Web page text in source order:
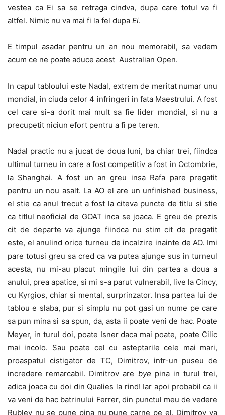
vestea ca Ei sa se retraga cindva, dupa care totul va fi
altfel. Nimic nu va mai fi la fel dupa Ei.
E timpul asadar pentru un an nou memorabil, sa vedem
acum ce ne poate aduce acest Australian Open.
In capul tabloului este Nadal, extrem de meritat numar unu
mondial, in ciuda celor 4 infringeri in fata Maestrului. A fost
cel care si-a dorit mai mult sa fie lider mondial, si nu a
precupetit niciun efort pentru a fi pe teren.
Nadal practic nu a jucat de doua luni, ba chiar trei, fiindca
ultimul turneu in care a fost competitiv a fost in Octombrie,
la Shanghai. A fost un an greu insa Rafa pare pregatit
pentru un nou asalt. La AO el are un unfinished business,
el stie ca anul trecut a fost la citeva puncte de titlu si stie
ca titlul neoficial de GOAT inca se joaca. E greu de prezis
cit de departe va ajunge fiindca nu stim cit de pregatit
este, el anulind orice turneu de incalzire inainte de AO. Imi
pare totusi greu sa cred ca va putea ajunge sus in turneul
acesta, nu mi-au placut mingile lui din partea a doua a
anului, prea apatice, si mi s-a parut vulnerabil, live la Cincy,
cu Kyrgios, chiar si mental, surprinzator. Insa partea lui de
tablou e slaba, pur si simplu nu pot gasi un nume pe care
sa pun mina si sa spun, da, asta ii poate veni de hac. Poate
Meyer, in turul doi, poate Isner daca mai poate, poate Cilic
mai incolo. Sau poate cel cu asteptarile cele mai mari,
proaspatul cistigator de TC, Dimitrov, intr-un puseu de
incredere remarcabil. Dimitrov are bye pina in turul trei,
adica joaca cu doi din Qualies la rind! Iar apoi probabil ca ii
va veni de hac batrinului Ferrer, din punctul meu de vedere
Rublev nu se pune pina nu pune carne pe el. Dimitrov va